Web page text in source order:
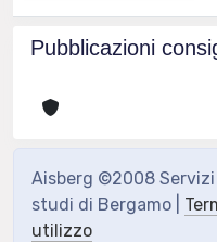
Pubblicazioni
Aisberg ©2008
studi di Bergamo |
utilizzo